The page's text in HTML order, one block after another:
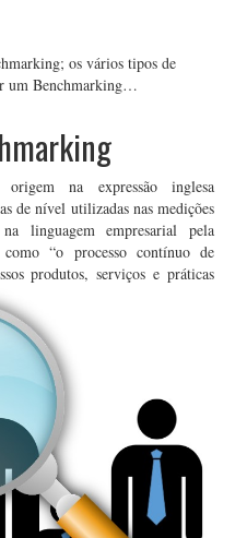
os vários tipos de
um Benchmarking…
origem na expressão inglesa
de nível utilizadas nas medições
linguagem empresarial pela
“o processo contínuo de
produtos, serviços e práticas